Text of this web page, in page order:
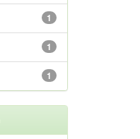
1
1
1